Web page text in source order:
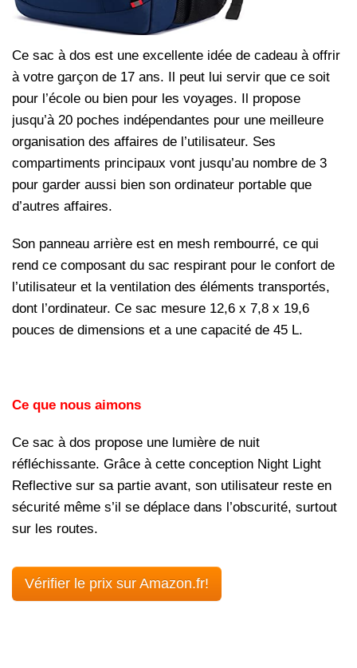
Ce sac à dos est une excellente idée de cadeau à offrir
à votre garçon de 17 ans. Il peut lui servir que ce soit
pour l’école ou bien pour les voyages. Il propose
jusqu’à 20 poches indépendantes pour une meilleure
organisation des affaires de l’utilisateur. Ses
compartiments principaux vont jusqu’au nombre de 3
pour garder aussi bien son ordinateur portable que
d’autres affaires.
Son panneau arrière est en mesh rembourré, ce qui
rend ce composant du sac respirant pour le confort de
l’utilisateur et la ventilation des éléments transportés,
dont l’ordinateur. Ce sac mesure 12,6 x 7,8 x 19,6
pouces de dimensions et a une capacité de 45 L.
Ce que nous aimons
Ce sac à dos propose une lumière de nuit
réfléchissante. Grâce à cette conception Night Light
Reflective sur sa partie avant, son utilisateur reste en
sécurité même s’il se déplace dans l’obscurité, surtout
sur les routes.
Vérifier le prix sur Amazon.fr!